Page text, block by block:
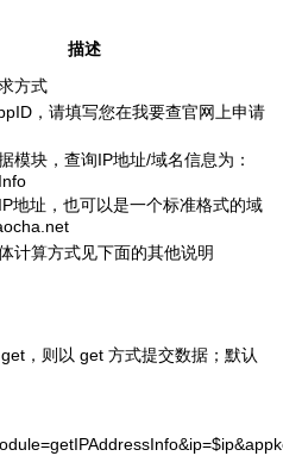
描述
方式
，请填写您在我要查官网上申请
模块，查询IP地址/域名信息为：
地址，也可以是一个标准格式的域
计算方式见下面的其他说明
，则以 get 方式提交数据；默认